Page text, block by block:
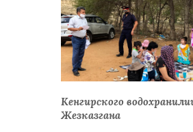
Кенгирского
Жезказгана